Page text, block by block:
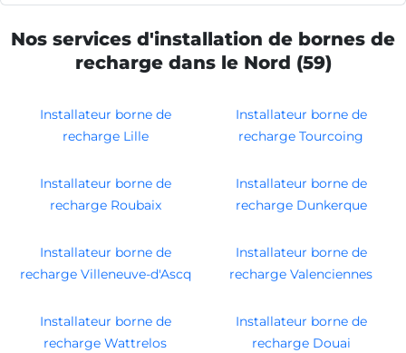
Nos services d'installation de bornes de
recharge dans le Nord (59)
Installateur borne de
recharge Lille
Installateur borne de
recharge Tourcoing
Installateur borne de
recharge Roubaix
Installateur borne de
recharge Dunkerque
Installateur borne de
recharge Villeneuve-d'Ascq
Installateur borne de
recharge Valenciennes
Installateur borne de
recharge Wattrelos
Installateur borne de
recharge Douai